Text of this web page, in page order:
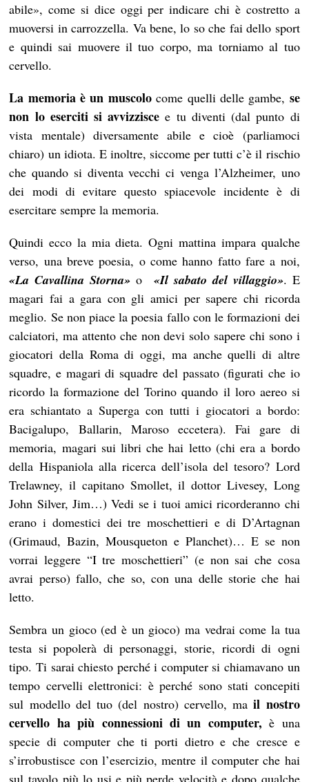
abile», come si dice oggi per indicare chi è costretto a
muoversi in carrozzella. Va bene, lo so che fai dello sport
e quindi sai muovere il tuo corpo, ma torniamo al tuo
cervello.
La memoria è un muscolocome quelli delle gambe, se
non lo eserciti si avvizzisce e tu diventi (dal punto di
vista mentale) diversamente abile e cioè (parliamoci
chiaro) un idiota. E inoltre, siccome per tutti c’è il rischio
che quando si diventa vecchi ci venga l’Alzheimer, uno
dei modi di evitare questo spiacevole incidente è di
esercitare sempre la memoria.
Quindi ecco la mia dieta. Ogni mattina impara qualche
verso, una breve poesia, o come hanno fatto fare a noi,
«La Cavallina Storna» o «Il sabato del villaggio». E
magari fai a gara con gli amici per sapere chi ricorda
meglio. Se non piace la poesia fallo con le formazioni dei
calciatori, ma attento che non devi solo sapere chi sono i
giocatori della Roma di oggi, ma anche quelli di altre
squadre, e magari di squadre del passato (figurati che io
ricordo la formazione del Torino quando il loro aereo si
era schiantato a Superga con tutti i giocatori a bordo:
Bacigalupo, Ballarin, Maroso eccetera). Fai gare di
memoria, magari sui libri che hai letto (chi era a bordo
della Hispaniola alla ricerca dell’isola del tesoro? Lord
Trelawney, il capitano Smollet, il dottor Livesey, Long
John Silver, Jim…) Vedi se i tuoi amici ricorderanno chi
erano i domestici dei tre moschettieri e di D’Artagnan
(Grimaud, Bazin, Mousqueton e Planchet)… E se non
vorrai leggere “I tre moschettieri” (e non sai che cosa
avrai perso) fallo, che so, con una delle storie che hai
letto.
Sembra un gioco (ed è un gioco) ma vedrai come la tua
testa si popolerà di personaggi, storie, ricordi di ogni
tipo. Ti sarai chiesto perché i computer si chiamavano un
tempo cervelli elettronici: è perché sono stati concepiti
sul modello del tuo (del nostro) cervello, mail nostro
cervello ha più connessioni di un computer, è una
specie di computer che ti porti dietro e che cresce e
s’irrobustisce con l’esercizio, mentre il computer che hai
sul tavolo più lo usi e più perde velocità e dopo qualche